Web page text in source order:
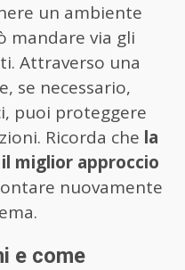
un ambiente
mandare via gli
Attraverso una
se necessario,
puoi proteggere
Ricorda che la
miglior approccio
nuovamente
e come